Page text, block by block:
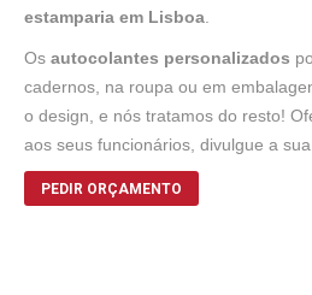
estamparia em Lisboa
Os autocolantes personalizados
cadernos, na roupa ou em
o design, e nós tratamos do resto!
aos seus funcionários, divulgue a sua
PEDIR ORÇAMENTO